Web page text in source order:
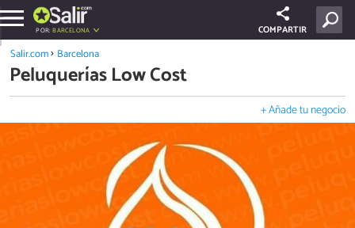
POR:BARCELONA COMPARTIR
Salir.com Barcelona
Peluquerías Low Cost
+ Añade tu negocio